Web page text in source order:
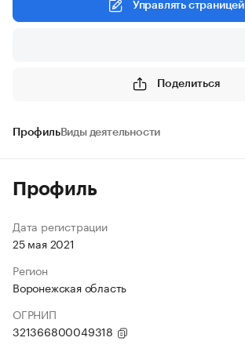
Управлять страницей
Поделиться
ПрофильВиды деятельности
Профиль
Дата регистрации
25 мая 2021
Регион
Воронежская область
ОГРНИП
321366800049318